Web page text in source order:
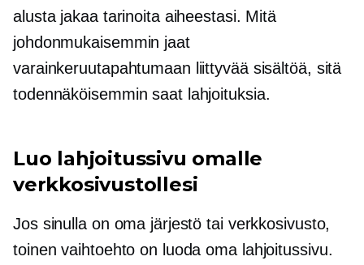
alusta jakaa tarinoita aiheestasi. Mitä
johdonmukaisemmin jaat
varainkeruutapahtumaan liittyvää sisältöä, sitä
todennäköisemmin saat lahjoituksia.
Luo lahjoitussivu omalle
verkkosivustollesi
Jos sinulla on oma järjestö tai verkkosivusto,
toinen vaihtoehto on luoda oma lahjoitussivu.